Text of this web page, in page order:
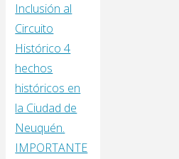
Inclusión al
Circuito
Histórico 4
hechos
históricos en
la Ciudad de
Neuquén.
IMPORTANTE